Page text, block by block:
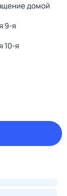
домой
9-я
10-я